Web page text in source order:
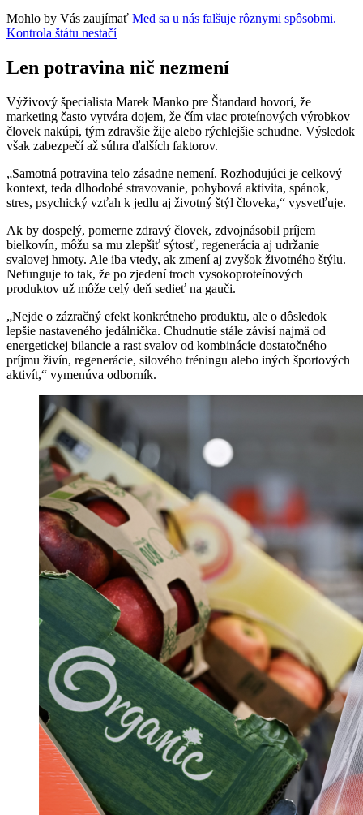
Mohlo by Vás zaujímať Med sa u nás falšuje rôznymi spôsobmi.
Kontrola štátu nestačí
Len potravina nič nezmení
Výživový špecialista Marek Manko pre Štandard hovorí, že
marketing často vytvára dojem, že čím viac proteínových výrobkov
človek nakúpi, tým zdravšie žije alebo rýchlejšie schudne. Výsledok
však zabezpečí až súhra ďalších faktorov.
„Samotná potravina telo zásadne nemení. Rozhodujúci je celkový
kontext, teda dlhodobé stravovanie, pohybová aktivita, spánok,
stres, psychický vzťah k jedlu aj životný štýl človeka,“ vysvetľuje.
Ak by dospelý, pomerne zdravý človek, zdvojnásobil príjem
bielkovín, môžu sa mu zlepšiť sýtosť, regenerácia aj udržanie
svalovej hmoty. Ale iba vtedy, ak zmení aj zvyšok životného štýlu.
Nefunguje to tak, že po zjedení troch vysokoproteínových
produktov už môže celý deň sedieť na gauči.
„Nejde o zázračný efekt konkrétneho produktu, ale o dôsledok
lepšie nastaveného jedálnička. Chudnutie stále závisí najmä od
energetickej bilancie a rast svalov od kombinácie dostatočného
príjmu živín, regenerácie, silového tréningu alebo iných športových
aktivít,“ vymenúva odborník.